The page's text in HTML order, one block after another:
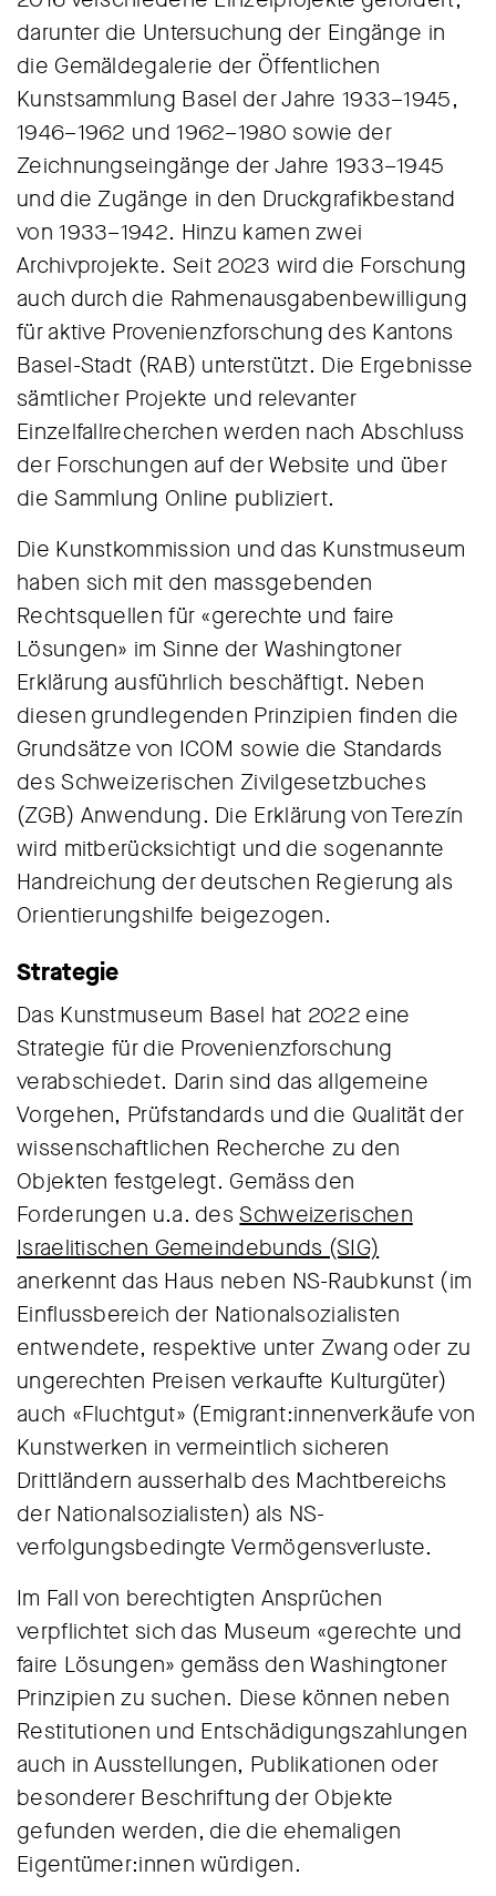
darunter die Untersuchung der Eingänge in
die Gemäldegalerie der Öffentlichen
Kunstsammlung Basel der Jahre 1933–1945,
1946–1962 und 1962–1980 sowie der
Zeichnungseingänge der Jahre 1933–1945
und die Zugänge in den Druckgrafikbestand
von 1933–1942. Hinzu kamen zwei
Archivprojekte. Seit 2023 wird die Forschung
auch durch die Rahmenausgabenbewilligung
für aktive Provenienzforschung des Kantons
Basel-Stadt (RAB) unterstützt. Die Ergebnisse
sämtlicher Projekte und relevanter
Einzelfallrecherchen werden nach Abschluss
der Forschungen auf der Website und über
die Sammlung Online publiziert.
Die Kunstkommission und das Kunstmuseum
haben sich mit den massgebenden
Rechtsquellen für «gerechte und faire
Lösungen» im Sinne der Washingtoner
Erklärung ausführlich beschäftigt. Neben
diesen grundlegenden Prinzipien finden die
Grundsätze von ICOM sowie die Standards
des Schweizerischen Zivilgesetzbuches
(ZGB) Anwendung. Die Erklärung von Terezín
wird mitberücksichtigt und die sogenannte
Handreichung der deutschen Regierung als
Orientierungshilfe beigezogen.
Strategie
Das Kunstmuseum Basel hat 2022 eine
Strategie für die Provenienzforschung
verabschiedet. Darin sind das allgemeine
Vorgehen, Prüfstandards und die Qualität der
wissenschaftlichen Recherche zu den
Objekten festgelegt. Gemäss den
Forderungen u.a. desSchweizerischen
Israelitischen Gemeindebunds (SIG)
anerkennt das Haus neben NS-Raubkunst (im
Einflussbereich der Nationalsozialisten
entwendete, respektive unter Zwang oder zu
ungerechten Preisen verkaufte Kulturgüter)
auch «Fluchtgut» (Emigrant:innenverkäufe von
Kunstwerken in vermeintlich sicheren
Drittländern ausserhalb des Machtbereichs
der Nationalsozialisten) als NS-
verfolgungsbedingte Vermögensverluste.
Im Fall von berechtigten Ansprüchen
verpflichtet sich das Museum «gerechte und
faire Lösungen» gemäss den Washingtoner
Prinzipien zu suchen. Diese können neben
Restitutionen und Entschädigungszahlungen
auch in Ausstellungen, Publikationen oder
besonderer Beschriftung der Objekte
gefunden werden, die die ehemaligen
Eigentümer:innen würdigen.